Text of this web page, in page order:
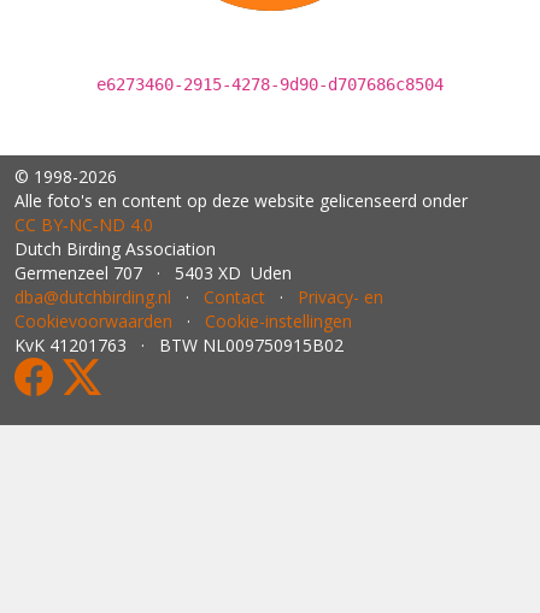
e6273460-2915-4278-9d90-d707686c8504
© 1998-2026
Alle foto's en content op deze website gelicenseerd onder
CC BY‑NC‑ND 4.0
Dutch Birding Association
Germenzeel 707 · 5403 XD Uden
dba@dutchbirding.nl · Contact · Privacy- en
Cookievoorwaarden · Cookie-instellingen
KvK 41201763 · BTW NL009750915B02